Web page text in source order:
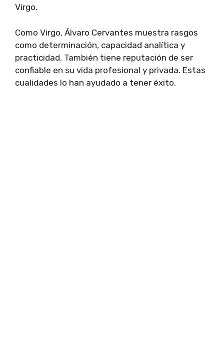
Virgo.
Como Virgo, Álvaro Cervantes muestra rasgos
como determinación, capacidad analítica y
practicidad. También tiene reputación de ser
confiable en su vida profesional y privada. Estas
cualidades lo han ayudado a tener éxito.